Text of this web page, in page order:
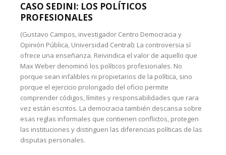
CASO SEDINI: LOS POLÍTICOS
PROFESIONALES
(Gustavo Campos, investigador Centro Democracia y
Opinión Pública, Universidad Central): La controversia sí
ofrece una enseñanza. Reivindica el valor de aquello que
Max Weber denominó los políticos profesionales. No
porque sean infalibles ni propietarios de la política, sino
porque el ejercicio prolongado del oficio permite
comprender códigos, límites y responsabilidades que rara
vez están escritos. La democracia también descansa sobre
esas reglas informales que contienen conflictos, protegen
las instituciones y distinguen las diferencias políticas de las
disputas personales.